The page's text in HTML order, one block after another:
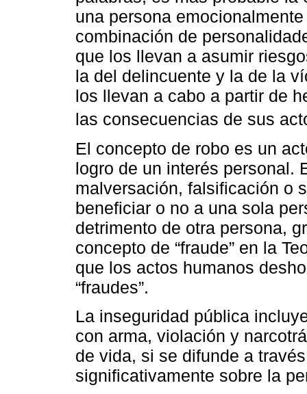
una persona
combinación de
que los llevan a asumir
la del delincuente y la de la
los llevan a cabo a partir de
las consecuencias de sus
El concepto de robo es un
logro de un interés personal.
malversación, falsificación o
beneficiar o no a una sola
detrimento de otra persona,
concepto de “fraude” en la
que los actos humanos
“fraudes”.
La inseguridad pública
con arma, violación y
de vida, si se difunde a
significativamente sobre la